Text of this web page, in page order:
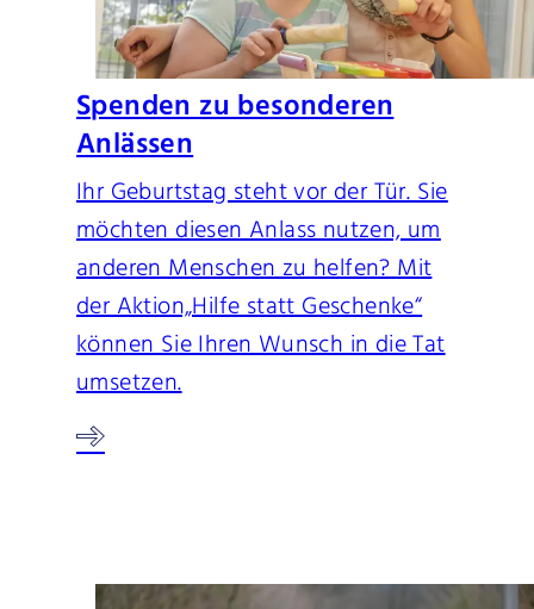
Spenden zu besonderen
Anlässen
Ihr Geburtstag steht vor der Tür. Sie
möchten diesen Anlass nutzen, um
anderen Menschen zu helfen? Mit
der Aktion„Hilfe statt Geschenke“
können Sie Ihren Wunsch in die Tat
umsetzen.